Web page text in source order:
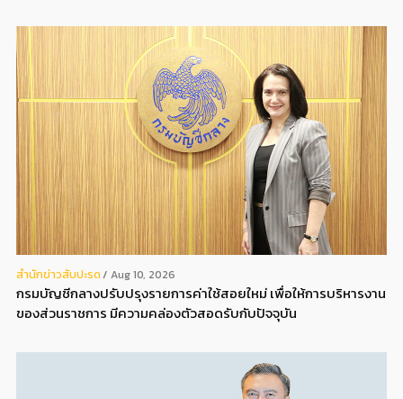
สํานักข่าวสับปะรด Aug 10, 2026
กรมบัญชีกลางปรับปรุงรายการค่าใช้สอยใหม่ เพื่อให้การบริหารงาน
ของส่วนราชการ มีความคล่องตัวสอดรับกับปัจจุบัน